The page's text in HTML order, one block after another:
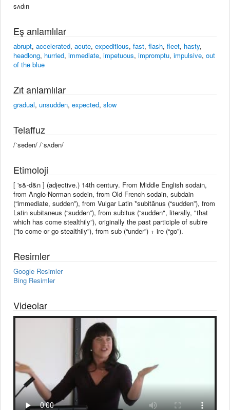
sʌdın
Eş anlamlılar
abrupt, accelerated, acute, expeditious, fast, flash, fleet, hasty,
headlong, hurried, immediate, impetuous, impromptu, impulsive, out
of the blue
Zıt anlamlılar
gradual, unsudden, expected, slow
Telaffuz
/ˈsədən/ /ˈsʌdən/
Etimoloji
[ 's&-d&n ] (adjective.) 14th century. From Middle English sodain,
from Anglo-Norman sodein, from Old French sodain, subdain
(“immediate, sudden”), from Vulgar Latin *subitānus (“sudden”), from
Latin subitaneus (“sudden”), from subitus (“sudden", literally, "that
which has come stealthily”), originally the past participle of subire
(“to come or go stealthily”), from sub (“under”) + ire (“go”).
Resimler
Google Resimler
Bing Resimler
Videolar